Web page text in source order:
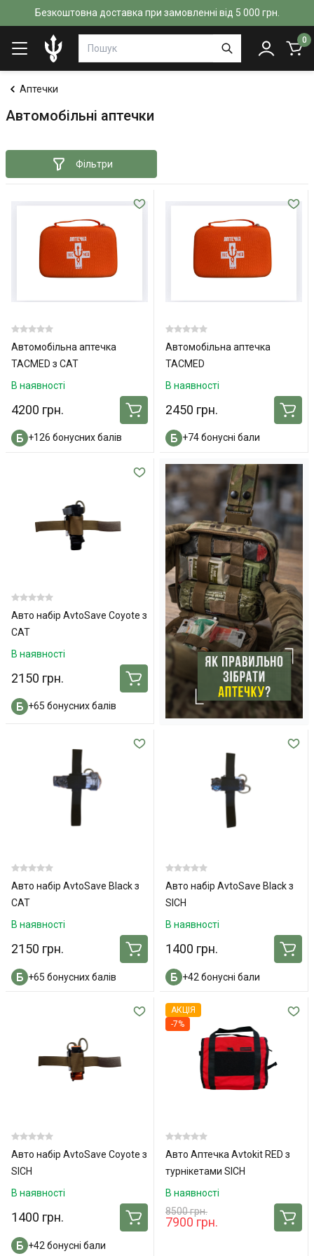
Безкоштовна доставка при замовленні від 5 000 грн.
0
Аптечки
Автомобільні аптечки
Фільтри
Автомобільна аптечка
TACMED з CAT
В наявності
4200 грн.
+126 бонусних балів
Автомобільна аптечка
TACMED
В наявності
2450 грн.
+74 бонусні бали
Авто набір AvtoSave Coyote з
СAT
В наявності
2150 грн.
+65 бонусних балів
Авто набір AvtoSave Black з
СAT
В наявності
2150 грн.
+65 бонусних балів
Авто набір AvtoSave Black з
SICH
В наявності
1400 грн.
+42 бонусні бали
Авто набір AvtoSave Coyote з
SICH
В наявності
1400 грн.
+42 бонусні бали
АКЦІЯ
-7%
Авто Аптечка Avtokit RED з
турнікетами SICH
В наявності
8500 грн.
7900 грн.